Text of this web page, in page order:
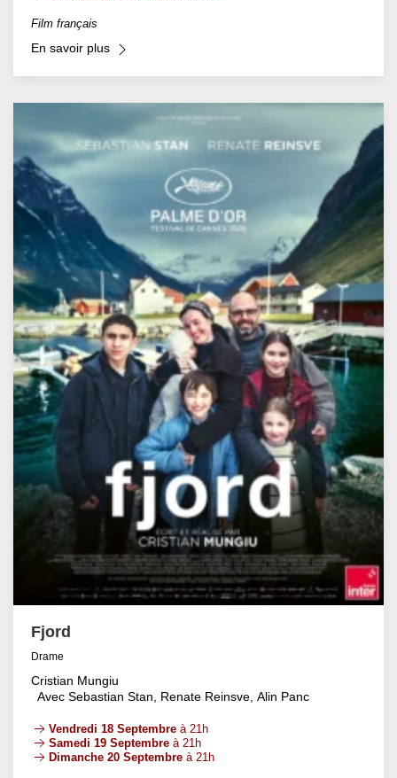
Film français
En savoir plus
Fjord
Drame
Cristian Mungiu
Avec Sebastian Stan, Renate Reinsve, Alin Panc
Vendredi 18 Septembre à 21h
Samedi 19 Septembre à 21h
Dimanche 20 Septembre à 21h